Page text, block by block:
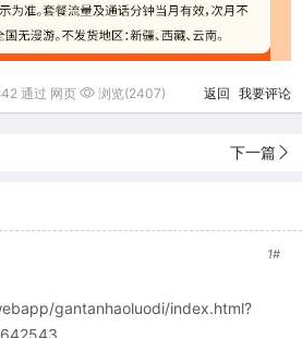
通过 网页 浏览(2407) 返回 我要评论
下一篇
1#
gantanhaoluodi/index.html?